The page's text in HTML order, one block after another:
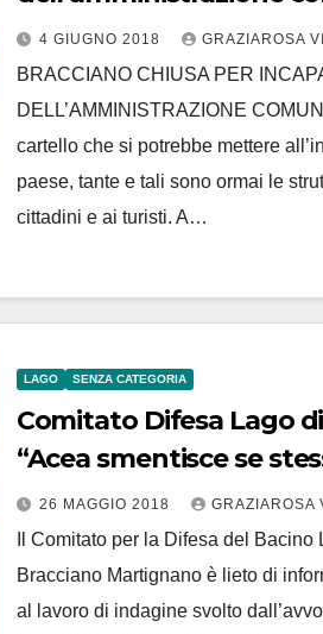
4 GIUGNO 2018 GRAZIAROSA
BRACCIANO CHIUSA PER
DELL’AMMINISTRAZIONE
cartello che si potrebbe mettere
paese, tante e tali sono ormai le
cittadini e ai turisti. A…
LAGO SENZA CATEGORIA
Comitato Difesa Lago
“Acea smentisce se
26 MAGGIO 2018 GRAZIAROSA
Il Comitato per la Difesa del Bacino
Bracciano Martignano è lieto di
al lavoro di indagine svolto